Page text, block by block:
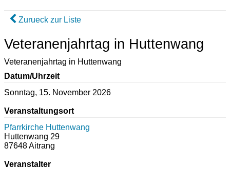
Zurueck zur Liste
Veteranenjahrtag in Huttenwang
Veteranenjahrtag in Huttenwang
Datum/Uhrzeit
Sonntag, 15. November 2026
Veranstaltungsort
Pfarrkirche Huttenwang
Huttenwang 29
87648Aitrang
Veranstalter